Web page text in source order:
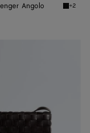
Angolo
Angolo Black
+2